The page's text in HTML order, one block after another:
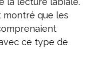
montré que les
ce type de